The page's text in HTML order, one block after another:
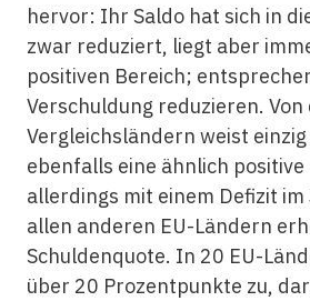
hervor: Ihr Saldo hat sich in
zwar reduziert, liegt aber
positiven Bereich;
Verschuldung reduzieren.
Vergleichsländern weist
ebenfalls eine ähnlich positive
allerdings mit einem Defizit
allen anderen EU-Ländern
Schuldenquote. In 20 EU-
über 20 Prozentpunkte zu,